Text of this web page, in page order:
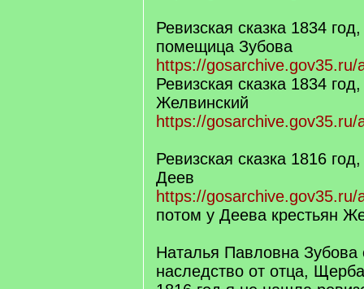
Ревизская сказка 1834
помещица Зубова
https://
Ревизская сказка 1834
Желвинский
https://
Ревизская сказка 1816
Деев
https://gosarchive.gov35.ru/
потом у Деева крестьян
Наталья Павловна Зубова
наследство от отца,